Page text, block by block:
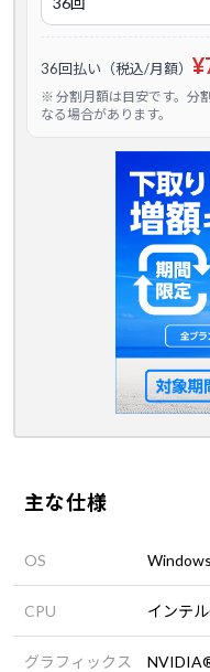
36回払い（税込/月額）
※ 分割月額は目安です。分
なる場合があります。
主な仕様
OS
CPU インテ
グラフィックス